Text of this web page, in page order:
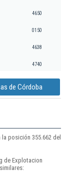
4650
0150
4638
4740
de Córdoba
posición 355.662 del
de Explotacion